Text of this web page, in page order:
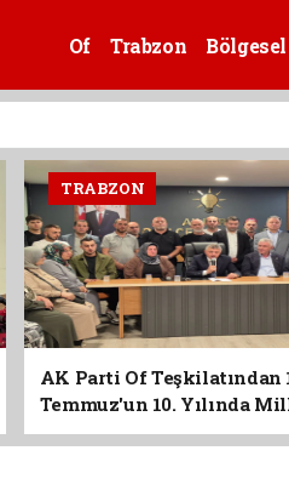
Of Trabzon Bölgesel
TRABZON
AK Parti Of Teşkilatından
Temmuz'un 10. Yılında
Birlik Vurgusu